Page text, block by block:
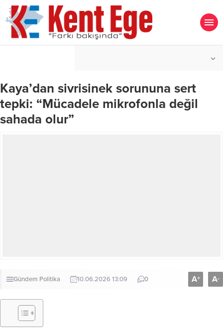
Kaya’dan sivrisinek sorununa sert
tepki: “Mücadele mikrofonla değil
sahada olur”
Gündem Politika 10.06.2026 13:09 0 A+ A-